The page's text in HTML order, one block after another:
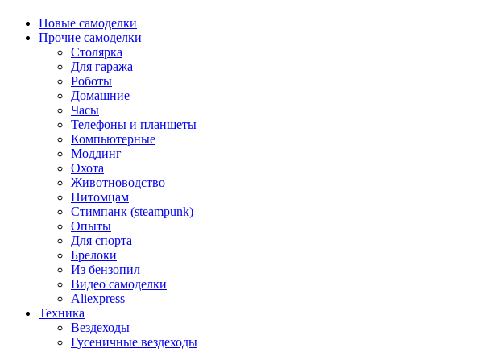
Новые самоделки
Прочие самоделки
Столярка
Для гаража
Роботы
Домашние
Часы
Телефоны и планшеты
Компьютерные
Моддинг
Охота
Животноводство
Питомцам
Стимпанк (steampunk)
Опыты
Для спорта
Брелоки
Из бензопил
Видео самоделки
Aliexpress
Техника
Вездеходы
Гусеничные вездеходы